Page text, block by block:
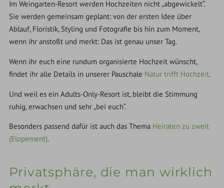
Im Weingarten-Resort werden Hochzeiten nicht „abgewickelt“.
Sie werden gemeinsam geplant: von der ersten Idee über
Ablauf, Floristik, Styling und Fotografie bis hin zum Moment,
wenn ihr anstoßt und merkt: Das ist genau unser Tag.
Wenn ihr euch eine rundum organisierte Hochzeit wünscht,
findet ihr alle Details in unserer Pauschale Natur trifft Hochzeit.
Und weil es ein Adults-Only-Resort ist, bleibt die Stimmung
ruhig, erwachsen und sehr „bei euch“.
Besonders passend dafür ist auch das Thema Heiraten zu zweit
(Elopement).
Privatsphäre, die man wirklich